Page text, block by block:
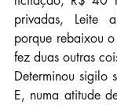
privadas, Leite
porque rebaixou
fez duas outras
Determinou sigilo
E, numa atitude